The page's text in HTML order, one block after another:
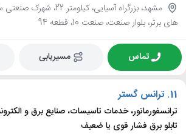
مشهد، بزرگراه آسیایی،
های برتر، بلوار صنعت، صنعت 10، قطعه 94
تماس مسیریابی
11. ترانس گستر
ترانسفورماتور، خدمات تاسیسات، صنایع برق و
تابلو برق فشار قوی یا ضعیف